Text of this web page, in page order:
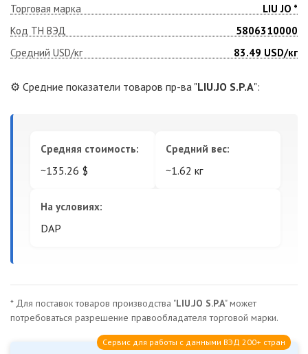
Торговая марка
LIU JO *
Код ТН ВЭД
5806310000
Средний USD/кг
83.49 USD/кг
⚙️ Средние показатели товаров пр-ва "LIU.JO S.P.A":
Средняя стоимость:
~135.26 $
Средний вес:
~1.62 кг
На условиях:
DAP
* Для поставок товаров производства "LIU.JO S.P.A" может
потребоваться разрешение правообладателя торговой марки.
Сервис для работы с данными ВЭД 200+ стран